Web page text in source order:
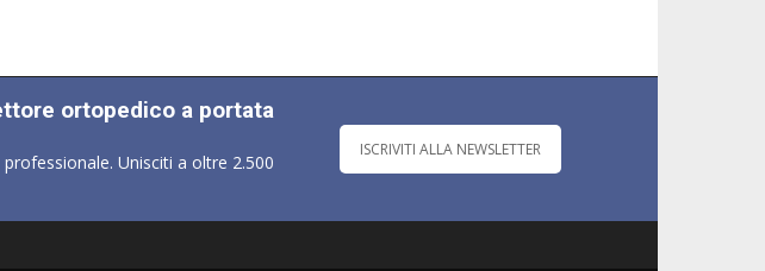
ortopedico a portata
Unisciti a oltre 2.500
ISCRIVITI ALLA NEWSLETTER